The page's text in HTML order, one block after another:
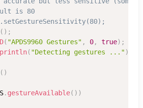
is 80
( ) ;
( "APDS9960 Gestures" , 0, true) ;
println( "Detecting gestures ...")
( )
. gestureAvailable( ) )